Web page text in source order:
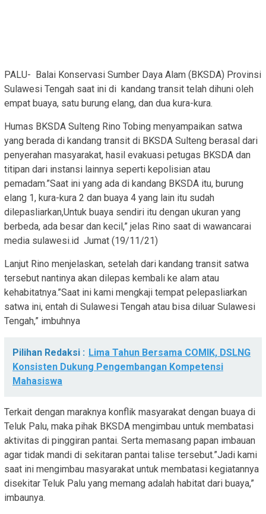
PALU- Balai Konservasi Sumber Daya Alam (BKSDA) Provinsi
Sulawesi Tengah saat ini di kandang transit telah dihuni oleh
empat buaya, satu burung elang, dan dua kura-kura.
Humas BKSDA Sulteng Rino Tobing menyampaikan satwa
yang berada di kandang transit di BKSDA Sulteng berasal dari
penyerahan masyarakat, hasil evakuasi petugas BKSDA dan
titipan dari instansi lainnya seperti kepolisian atau
pemadam.”Saat ini yang ada di kandang BKSDA itu, burung
elang 1, kura-kura 2 dan buaya 4 yang lain itu sudah
dilepasliarkan,Untuk buaya sendiri itu dengan ukuran yang
berbeda, ada besar dan kecil,” jelas Rino saat di wawancarai
media sulawesi.id Jumat (19/11/21)
Lanjut Rino menjelaskan, setelah dari kandang transit satwa
tersebut nantinya akan dilepas kembali ke alam atau
kehabitatnya.”Saat ini kami mengkaji tempat pelepasliarkan
satwa ini, entah di Sulawesi Tengah atau bisa diluar Sulawesi
Tengah,” imbuhnya
Pilihan Redaksi : Lima Tahun Bersama COMIK, DSLNG
Konsisten Dukung Pengembangan Kompetensi
Mahasiswa
Terkait dengan maraknya konflik masyarakat dengan buaya di
Teluk Palu, maka pihak BKSDA mengimbau untuk membatasi
aktivitas di pinggiran pantai. Serta memasang papan imbauan
agar tidak mandi di sekitaran pantai talise tersebut.”Jadi kami
saat ini mengimbau masyarakat untuk membatasi kegiatannya
disekitar Teluk Palu yang memang adalah habitat dari buaya,”
imbaunya.